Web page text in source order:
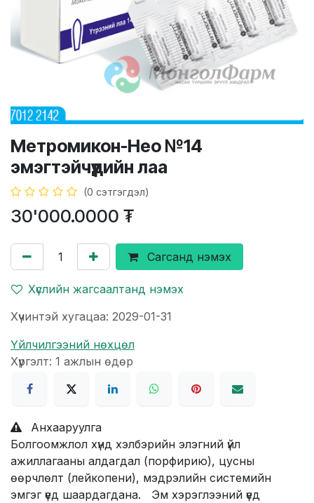
Метромикон-Нео №14
эмэгтэйчүүдийн лаа
(0 сэтгэгдэл)
30'000.0000 ₮
Сагсанд нэмэх
Хүслийн жагсаалтанд нэмэх
Хүчинтэй хугацаа: 2029-01-31
Үйлчилгээний нөхцөл
Хүргэлт: 1 ажлын өдөр
Анхааруулга
Болгоомжлол хүнд хэлбэрийн элэгний үйл
ажиллагааны алдагдал (порфирию), цусны
өөрчлөлт (лейкопени), мэдрэлийн системийн
эмгэг үед шаардагдана. Эм хэрэглээний үед